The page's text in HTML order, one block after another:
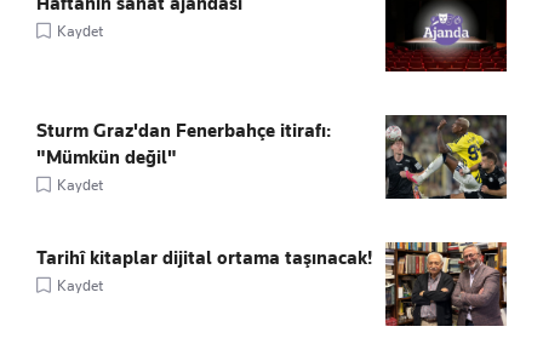
Kaydet
Sturm Graz'dan Fenerbahçe itirafı:
"Mümkün değil"
Kaydet
Tarihî kitaplar dijital ortama taşınacak!
Kaydet